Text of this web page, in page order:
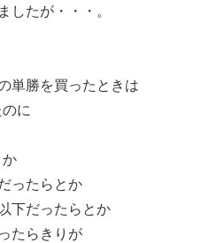
したが・・・。
単勝を買ったときは
に
か
ったらとか
下だったらとか
たらきりが